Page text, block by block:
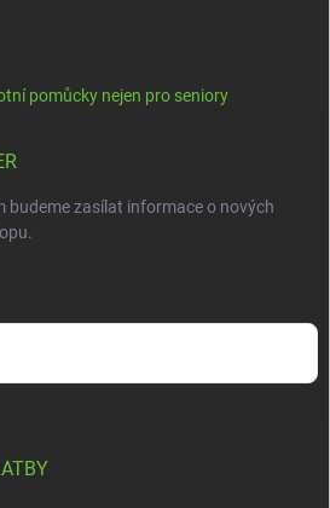
pomůcky nejen pro seniory
budeme zasílat informace o nových